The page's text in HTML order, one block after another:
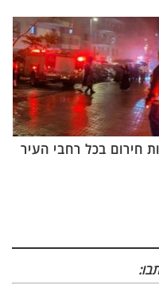
של פסח- 30 קריאות חירום בכל רחבי העיר